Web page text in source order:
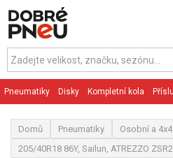
Pneumatiky Disky Kompletní kola
Domů Pneumatiky Osobní a 4x4
205/40R18 86Y, Sailun, ATREZZO